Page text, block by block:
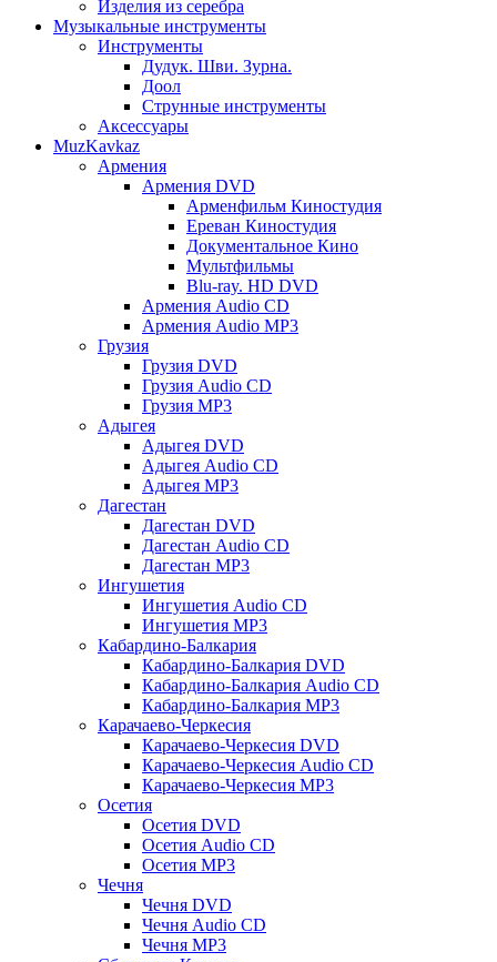
Изделия из серебра
Музыкальные инструменты
Инструменты
Дудук. Шви. Зурна.
Доол
Струнные инструменты
Аксессуары
MuzKavkaz
Армения
Армения DVD
Арменфильм Киностудия
Ереван Киностудия
Документальное Кино
Мультфильмы
Blu-ray. HD DVD
Армения Audio CD
Армения Audio MP3
Грузия
Грузия DVD
Грузия Audio CD
Грузия MP3
Адыгея
Адыгея DVD
Адыгея Audio CD
Адыгея MP3
Дагестан
Дагестан DVD
Дагестан Audio CD
Дагестан MP3
Ингушетия
Ингушетия Audio CD
Ингушетия MP3
Кабардино-Балкария
Кабардино-Балкария DVD
Кабардино-Балкария Audio CD
Кабардино-Балкария MP3
Карачаево-Черкесия
Карачаево-Черкесия DVD
Карачаево-Черкесия Audio CD
Карачаево-Черкесия MP3
Осетия
Осетия DVD
Осетия Audio CD
Осетия MP3
Чечня
Чечня DVD
Чечня Audio CD
Чечня MP3